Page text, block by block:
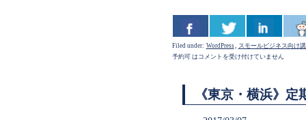
Filed under: WordPress, スモールビジネス向け
予約可 は コメントを受け付けていません
《東京・横浜》